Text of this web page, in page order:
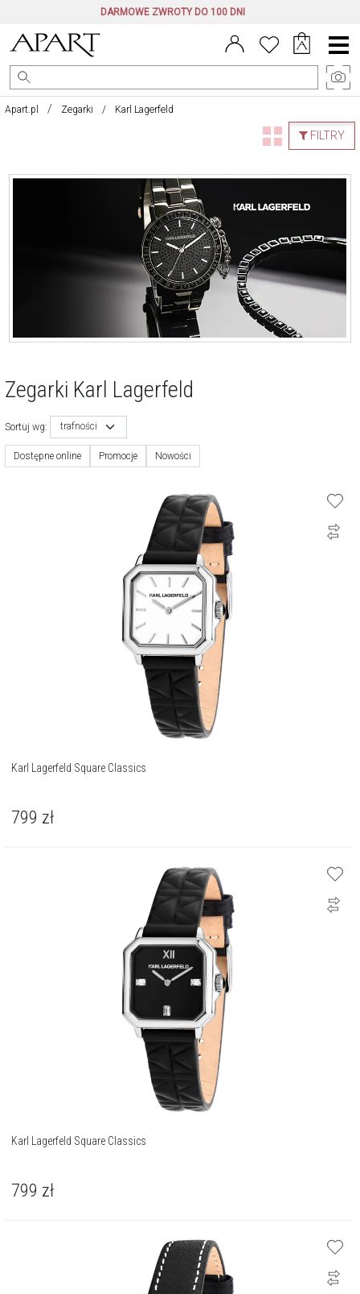
DARMOWE ZWROTY DO 100 DNI
Menu
główne
Apart.pl Zegarki Karl Lagerfeld
FILTRY
Zegarki Karl Lagerfeld
Sortuj wg: trafności
Dostępne online Promocje Nowości
Karl Lagerfeld Square Classics
799 zł
Karl Lagerfeld Square Classics
799 zł